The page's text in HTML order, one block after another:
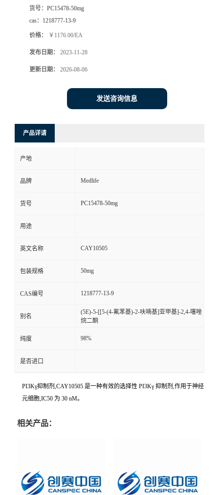
货号： PC15478-50mg
cas： 1218777-13-9
价格： ￥1176.00/EA
发布日期： 2023-11-28
更新日期： 2026-08-06
发送咨询信息
产品详请
产地
品牌 Medlife
货号 PC15478-50mg
用途
英文名称 CAY10505
包装规格 50mg
CAS编号 1218777-13-9
别名
(5E)-5-[[5-(4-氟苯基)-2-呋喃基]亚甲基]-2,4-噻唑
烷二酮
纯度 98%
是否进口
PI3Kγ抑制剂,CAY10505 是一种有效的选择性 PI3Kγ 抑制剂,作用于神经
元细胞,IC50 为 30 nM。
相关产品：